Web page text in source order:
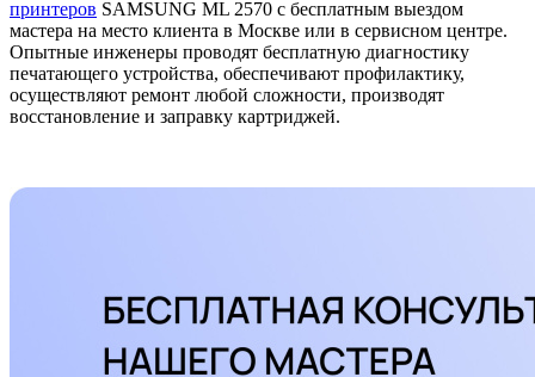
принтеров SAMSUNG ML 2570 с бесплатным выездом
мастера на место клиента в Москве или в сервисном центре.
Опытные инженеры проводят бесплатную диагностику
печатающего устройства, обеспечивают профилактику,
осуществляют ремонт любой сложности, производят
восстановление и заправку картриджей.